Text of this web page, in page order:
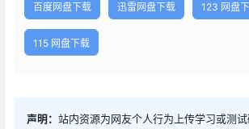
百度网盘下载 迅雷网盘下载 123 网盘
115 网盘下载
声明： 站内资源为网友个人行为上传学习或测